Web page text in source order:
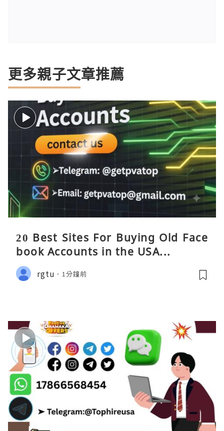
更多親子文章推薦
20 Best Sites For Buying Old Face
book Accounts in the USA...
rgtu 1分鐘前